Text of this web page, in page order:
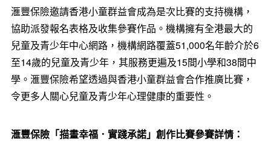
滙豐保險邀請香港小童群益會成為是次比賽的支持機構，
協助派發報名表格及收集參賽作品。機構擁有全港最大的
兒童及青少年中心網路，機構網路覆蓋51,000名年齡介於6
至14歲的兒童及青少年，其服務更遍及15間小學和38間中
學。滙豐保險希望透過與香港小童群益會合作推廣比賽，
令更多人關心兒童及青少年心理健康的重要性。
滙豐保險「描畫幸福．實踐承諾」創作比賽參賽詳情：